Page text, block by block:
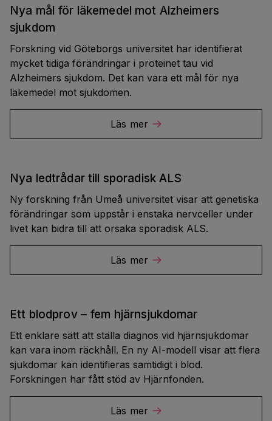
Nya mål för läkemedel mot Alzheimers
sjukdom
Forskning vid Göteborgs universitet har identifierat
mycket tidiga förändringar i proteinet tau vid
Alzheimers sjukdom. Det kan vara ett mål för nya
läkemedel mot sjukdomen.
Läs mer
Nya ledtrådar till sporadisk ALS
Ny forskning från Umeå universitet visar att genetiska
förändringar som uppstår i enstaka nervceller under
livet kan bidra till att orsaka sporadisk ALS.
Läs mer
Ett blodprov – fem hjärnsjukdomar
Ett enklare sätt att ställa diagnos vid hjärnsjukdomar
kan vara inom räckhåll. En ny AI-modell visar att flera
sjukdomar kan identifieras samtidigt i blod.
Forskningen har fått stöd av Hjärnfonden.
Läs mer